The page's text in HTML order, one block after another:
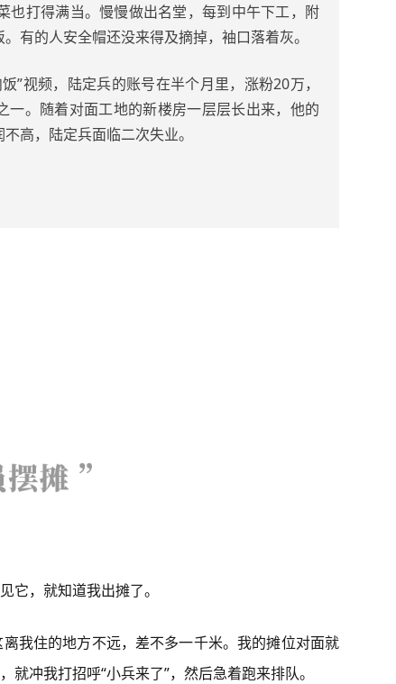
也打得满当。慢慢做出名堂，每到中午下工，附
有的人安全帽还没来得及摘掉，袖口落着灰。
”视频，陆定兵的账号在半个月里，涨粉20万，
一。随着对面工地的新楼房一层层长出来，他的
高，陆定兵面临二次失业。
它，就知道我出摊了。
我住的地方不远，差不多一千米。我的摊位对面就
冲我打招呼“小兵来了”，然后急着跑来排队。